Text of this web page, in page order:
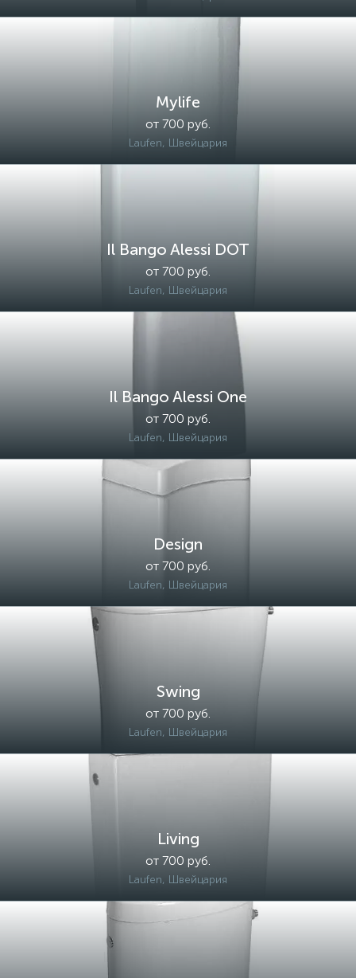
Mylife
от 700 руб.
Laufen, Швейцария
Il Bango Alessi DOT
от 700 руб.
Laufen, Швейцария
Il Bango Alessi One
от 700 руб.
Laufen, Швейцария
Design
от 700 руб.
Laufen, Швейцария
Swing
от 700 руб.
Laufen, Швейцария
Living
от 700 руб.
Laufen, Швейцария